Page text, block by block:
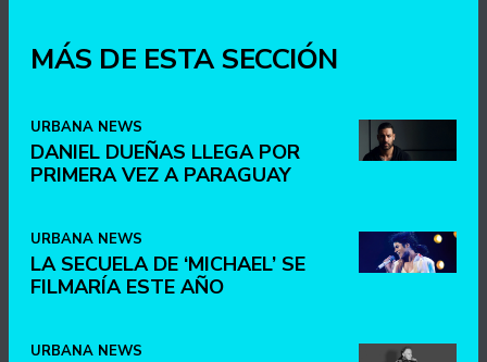
MÁS DE ESTA SECCIÓN
URBANA NEWS
DANIEL DUEÑAS LLEGA POR
PRIMERA VEZ A PARAGUAY
URBANA NEWS
LA SECUELA DE ‘MICHAEL’ SE
FILMARÍA ESTE AÑO
URBANA NEWS